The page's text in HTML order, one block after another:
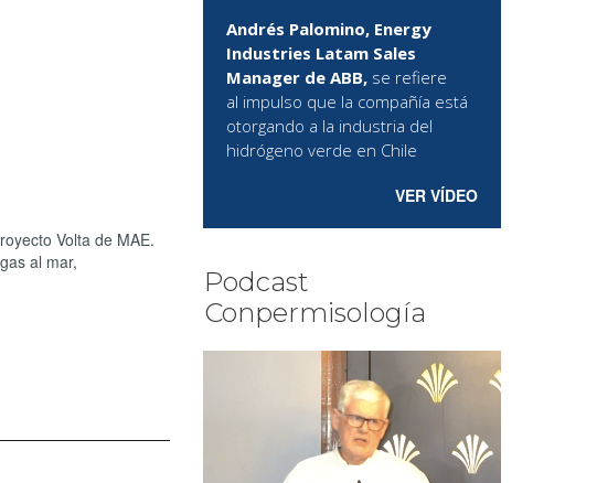
Volta de MAE.
al mar,
Andrés Palomino, Energy
Industries Latam Sales
Manager de ABB, se refiere
al impulso que la compañía está
otorgando a la industria del
hidrógeno verde en Chile
VER VÍDEO
Podcast
Conpermisología